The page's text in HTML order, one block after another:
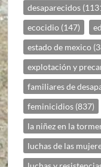
desaparecidos
ecocidio (147)
estado de mexico
explotación y
familiares de
feminicidios (837)
la niñez en la
luchas de las